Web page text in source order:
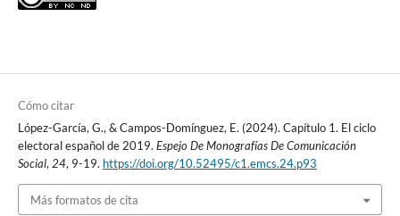
Cómo citar
López-García, G., & Campos-Domínguez, E. (2024). Capítulo 1. El ciclo
electoral español de 2019. Espejo De Monografías De Comunicación
Social,24, 9-19. https://doi.org/10.52495/c1.emcs.24.p93
Más formatos de cita